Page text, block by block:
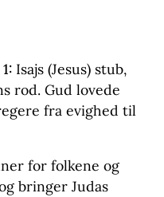
Isajs (Jesus) stub,
rod. Gud lovede
fra evighed til
for folkene og
bringer Judas